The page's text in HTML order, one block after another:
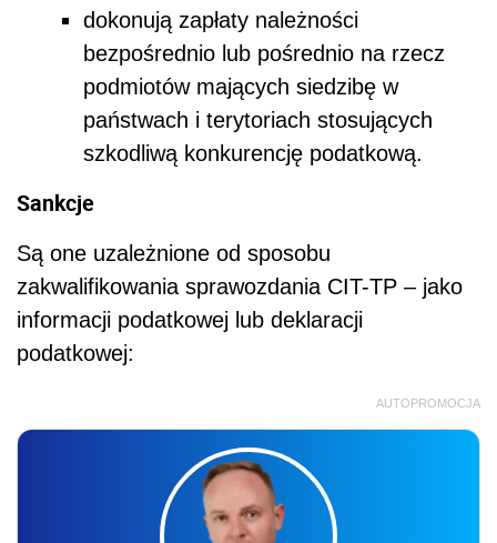
dokonują zapłaty należności
bezpośrednio lub pośrednio na rzecz
podmiotów mających siedzibę w
państwach i terytoriach stosujących
szkodliwą konkurencję podatkową.
Sankcje
Są one uzależnione od sposobu
zakwalifikowania sprawozdania CIT-TP – jako
informacji podatkowej lub deklaracji
podatkowej:
AUTOPROMOCJA